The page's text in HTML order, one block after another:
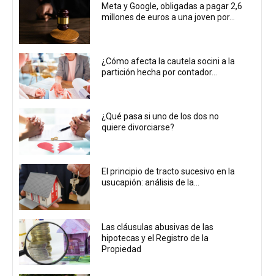
Meta y Google, obligadas a pagar 2,6
millones de euros a una joven por...
¿Cómo afecta la cautela socini a la
partición hecha por contador...
¿Qué pasa si uno de los dos no
quiere divorciarse?
El principio de tracto sucesivo en la
usucapión: análisis de la...
Las cláusulas abusivas de las
hipotecas y el Registro de la
Propiedad